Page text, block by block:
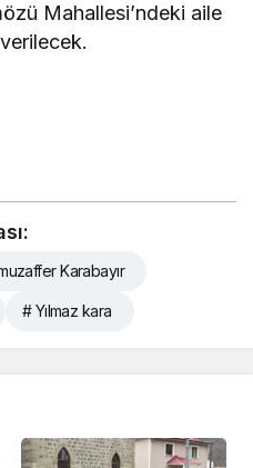
Mahallesi’ndeki aile
Karabayır
# Yılmaz kara